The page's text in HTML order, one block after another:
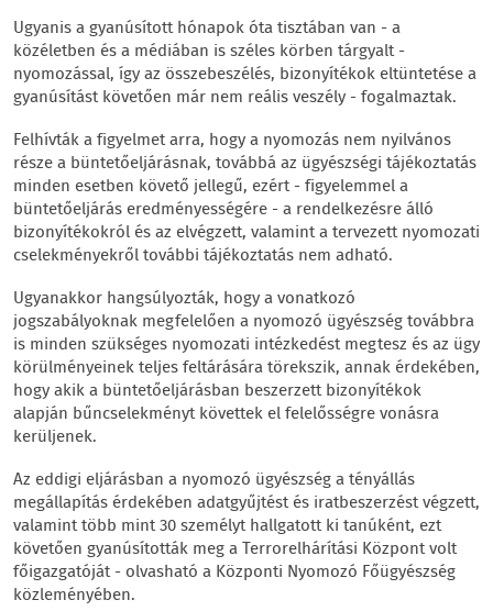
Ugyanis a gyanúsított hónapok óta tisztában van - a
közéletben és a médiában is széles körben tárgyalt -
nyomozással, így az összebeszélés, bizonyítékok eltüntetése a
gyanúsítást követően már nem reális veszély - fogalmaztak.
Felhívták a figyelmet arra, hogy a nyomozás nem nyilvános
része a büntetőeljárásnak, továbbá az ügyészségi tájékoztatás
minden esetben követő jellegű, ezért - figyelemmel a
büntetőeljárás eredményességére - a rendelkezésre álló
bizonyítékokról és az elvégzett, valamint a tervezett nyomozati
cselekményekről további tájékoztatás nem adható.
Ugyanakkor hangsúlyozták, hogy a vonatkozó
jogszabályoknak megfelelően a nyomozó ügyészség továbbra
is minden szükséges nyomozati intézkedést megtesz és az ügy
körülményeinek teljes feltárására törekszik, annak érdekében,
hogy akik a büntetőeljárásban beszerzett bizonyítékok
alapján bűncselekményt követtek el felelősségre vonásra
kerüljenek.
Az eddigi eljárásban a nyomozó ügyészség a tényállás
megállapítás érdekében adatgyűjtést és iratbeszerzést végzett,
valamint több mint 30 személyt hallgatott ki tanúként, ezt
követően gyanúsították meg a Terrorelhárítási Központ volt
főigazgatóját - olvasható a Központi Nyomozó Főügyészség
közleményében.